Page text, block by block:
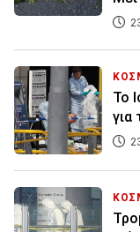
Το
για